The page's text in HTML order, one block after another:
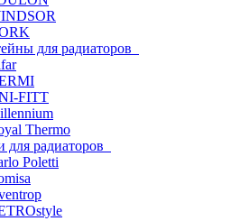
для радиаторов
FITT
Thermo
для радиаторов
Poletti